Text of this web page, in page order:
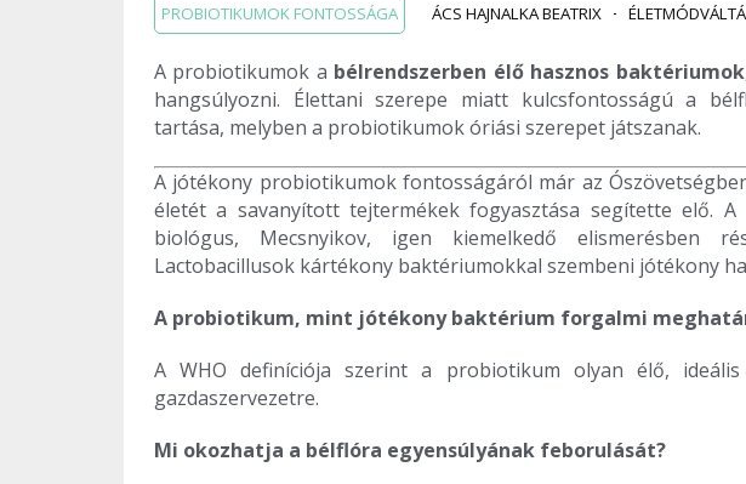
PROBIOTIKUMOK FONTOSSÁGA ÁCS HAJNALKA BEATRIX
A probiotikumok a bélrendszerben élő hasznos baktériumok
hangsúlyozni. Élettani szerepe miatt kulcsfontosságú a
tartása, melyben a probiotikumok óriási szerepet játszanak.
A jótékony probiotikumok fontosságáról már az
életét a savanyított tejtermékek fogyasztása segítette elő. A
biológus, Mecsnyikov, igen kiemelkedő elismerésben
Lactobacillusok kártékony baktériumokkal szembeni jótékony
A probiotikum, mint jótékony baktérium forgalmi
A WHO definíciója szerint a probiotikum olyan élő,
gazdaszervezetre.
Mi okozhatja a bélflóra egyensúlyának feborulását?